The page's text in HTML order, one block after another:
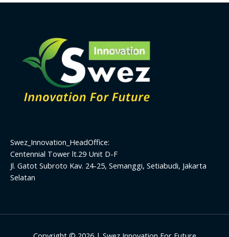
Swez_Innovation_HeadOffice:
Centennial Tower lt.29 Unit D-F
Jl. Gatot Subroto Kav. 24-25, Semanggi, Setiabudi, Jakarta
Selatan